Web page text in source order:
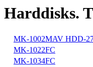
Harddisks.
MK-1002MAV HDD-
MK-1022FC
MK-1034FC